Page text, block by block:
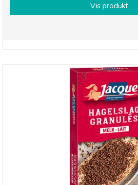
Vis produkt